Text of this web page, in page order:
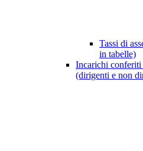
Tassi di
in tabelle)
Incarichi conferiti
(dirigenti e non